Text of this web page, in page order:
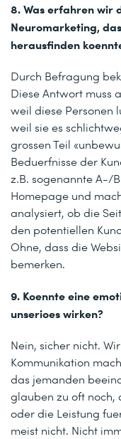
8. Was erfahren wir
Neuromarketing,
herausfinden
Durch Befragung
Diese Antwort muss
weil diese Personen
weil sie es
grossen Teil
Beduerfnisse der
z.B. sogenannte A-/
Homepage und
analysiert, ob die
den potentiellen
Ohne, dass die
bemerken.
9. Koennte eine
unserioes wirken?
Nein, sicher nicht.
Kommunikation
das jemanden
glauben zu oft noch,
oder die Leistung
meist nicht. Nicht